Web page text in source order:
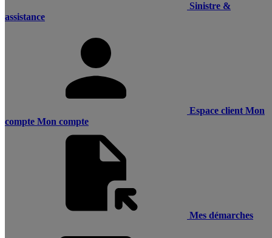
Sinistre &
assistance
Espace client Mon
compte Mon compte
Mes démarches